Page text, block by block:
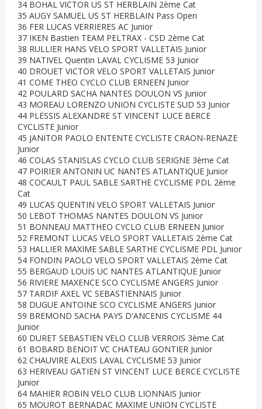
34 BOHAL VICTOR US ST HERBLAIN 2ème Cat
35 AUGY SAMUEL US ST HERBLAIN Pass Open
36 FER LUCAS VERRIERES AC Junior
37 IKEN Bastien TEAM PELTRAX - CSD 2ème Cat
38 RULLIER HANS VELO SPORT VALLETAIS Junior
39 NATIVEL Quentin LAVAL CYCLISME 53 Junior
40 DROUET VICTOR VELO SPORT VALLETAIS Junior
41 COME THEO CYCLO CLUB ERNEEN Junior
42 POULARD SACHA NANTES DOULON VS Junior
43 MOREAU LORENZO UNION CYCLISTE SUD 53 Junior
44 PLESSIS ALEXANDRE ST VINCENT LUCE BERCE
CYCLISTE Junior
45 JANITOR PAOLO ENTENTE CYCLISTE CRAON-RENAZE
Junior
46 COLAS STANISLAS CYCLO CLUB SERIGNE 3ème Cat
47 POIRIER ANTONIN UC NANTES ATLANTIQUE Junior
48 COCAULT PAUL SABLE SARTHE CYCLISME PDL 2ème
Cat
49 LUCAS QUENTIN VELO SPORT VALLETAIS Junior
50 LEBOT THOMAS NANTES DOULON VS Junior
51 BONNEAU MATTHEO CYCLO CLUB ERNEEN Junior
52 FREMONT LUCAS VELO SPORT VALLETAIS 2ème Cat
53 HALLIER MAXIME SABLE SARTHE CYCLISME PDL Junior
54 FONDIN PAOLO VELO SPORT VALLETAIS 2ème Cat
55 BERGAUD LOUIS UC NANTES ATLANTIQUE Junior
56 RIVIERE MAXENCE SCO CYCLISME ANGERS Junior
57 TARDIF AXEL VC SEBASTIENNAIS Junior
58 DUGUE ANTOINE SCO CYCLISME ANGERS Junior
59 BREMOND SACHA PAYS D'ANCENIS CYCLISME 44
Junior
60 DURET SEBASTIEN VELO CLUB VERROIS 3ème Cat
61 BOBARD BENOIT VC CHATEAU GONTIER Junior
62 CHAUVIRE ALEXIS LAVAL CYCLISME 53 Junior
63 HERIVEAU GATIEN ST VINCENT LUCE BERCE CYCLISTE
Junior
64 MAHIER ROBIN VELO CLUB LIONNAIS Junior
65 MOUROT BERNADAC MAXIME UNION CYCLISTE